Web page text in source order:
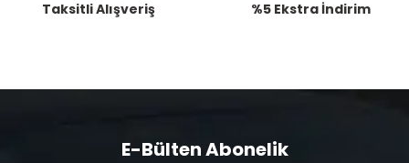
Taksitli Alışveriş %5 Ekstra İndirim
E-Bülten Abonelik